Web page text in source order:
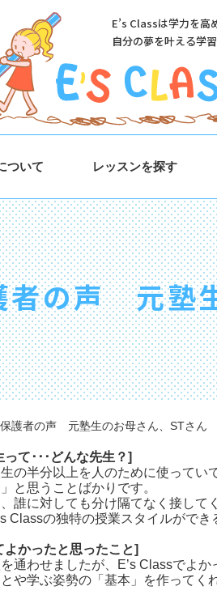
E’s Classは学力を高
自分の夢を叶える学習
ついて レッスンを探す
者の声 元塾
保護者の声 元塾生のお母さん、STさん
って･･･どんな先生？]
の半分以上を人のために使って
と思うことばかりです。
誰に対しても分け隔てなく接して
Classの独特の授業スタイルができ
よかったと思ったこと]
通わせましたが、E’s Classでよか
や学ぶ姿勢の「基本」を作ってく